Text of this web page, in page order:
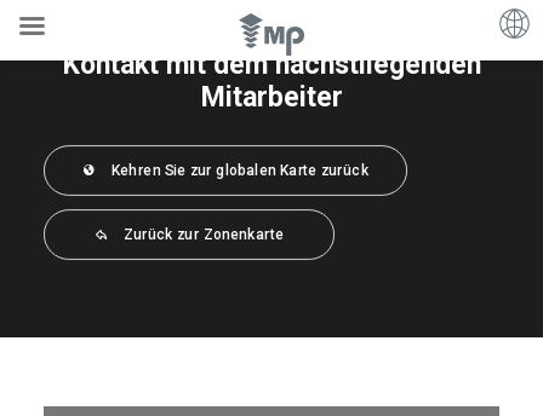
Kontakt mit dem nächstliegenden
Mitarbeiter
Kehren Sie zur globalen Karte zurück
Zurück zur Zonenkarte